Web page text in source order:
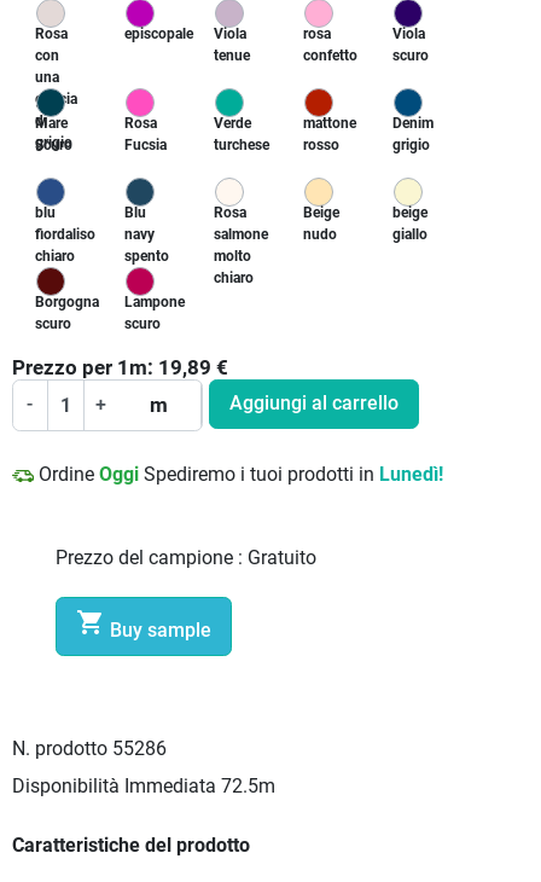
Rosa
con
una
goccia
di
grigio
episcopale
Viola
tenue
rosa
confetto
Viola
scuro
Mare
Scuro
Rosa
Fucsia
Verde
turchese
mattone
rosso
Denim
grigio
blu
fiordaliso
chiaro
Blu
navy
spento
Rosa
salmone
molto
chiaro
Beige
nudo
beige
giallo
Borgogna
scuro
Lampone
scuro
Prezzo per 1 m: 19,89 €
- + m Aggiungi al carrello
Ordine Oggi Spediremo i tuoi prodotti in Lunedì!
Prezzo del campione : Gratuito
 Buy sample
N. prodotto 55286
Disponibilità Immediata 72.5m
Caratteristiche del prodotto